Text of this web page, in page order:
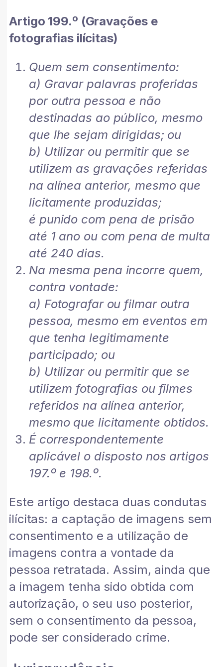
Artigo 199.º (Gravações e
fotografias ilícitas)
Quem sem consentimento:
a) Gravar palavras proferidas
por outra pessoa e não
destinadas ao público, mesmo
que lhe sejam dirigidas; ou
b) Utilizar ou permitir que se
utilizem as gravações referidas
na alínea anterior, mesmo que
licitamente produzidas;
é punido com pena de prisão
até 1 ano ou com pena de multa
até 240 dias.
Na mesma pena incorre quem,
contra vontade:
a) Fotografar ou filmar outra
pessoa, mesmo em eventos em
que tenha legitimamente
participado; ou
b) Utilizar ou permitir que se
utilizem fotografias ou filmes
referidos na alínea anterior,
mesmo que licitamente obtidos.
É correspondentemente
aplicável o disposto nos artigos
197.º e 198.º.
Este artigo destaca duas condutas
ilícitas: a captação de imagens sem
consentimento e a utilização de
imagens contra a vontade da
pessoa retratada. Assim, ainda que
a imagem tenha sido obtida com
autorização, o seu uso posterior,
sem o consentimento da pessoa,
pode ser considerado crime.